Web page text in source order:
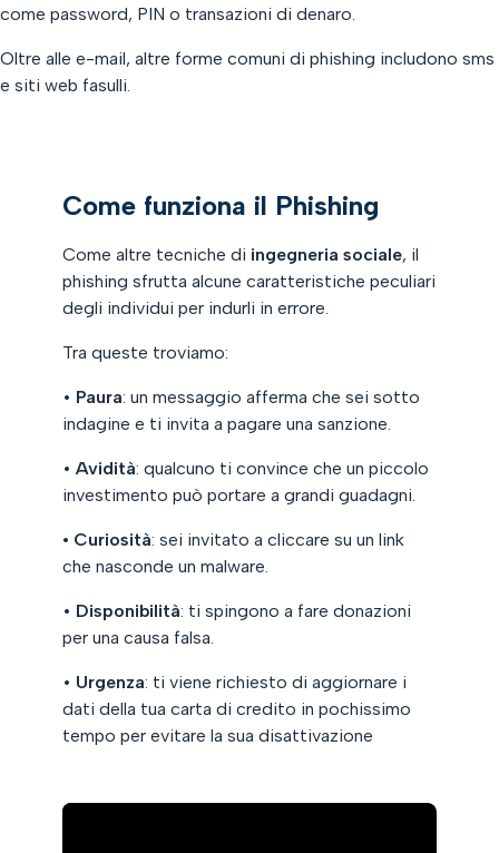
come password, PIN o transazioni di denaro.
Oltre alle e-mail, altre forme comuni di phishing includono sms
e siti web fasulli.
Come funziona il Phishing
Come altre tecniche di ingegneria sociale, il
phishing sfrutta alcune caratteristiche peculiari
degli individui per indurli in errore.
Tra queste troviamo:
• Paura: un messaggio afferma che sei sotto
indagine e ti invita a pagare una sanzione.
• Avidità: qualcuno ti convince che un piccolo
investimento può portare a grandi guadagni.
• Curiosità: sei invitato a cliccare su un link
che nasconde un malware.
• Disponibilità: ti spingono a fare donazioni
per una causa falsa.
• Urgenza: ti viene richiesto di aggiornare i
dati della tua carta di credito in pochissimo
tempo per evitare la sua disattivazione